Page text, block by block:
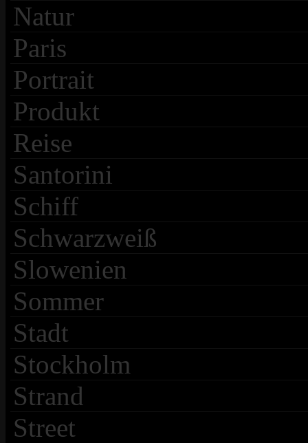
Natur
Paris
Portrait
Produkt
Reise
Santorini
Schiff
Schwarzweiß
Slowenien
Sommer
Stadt
Stockholm
Strand
Street